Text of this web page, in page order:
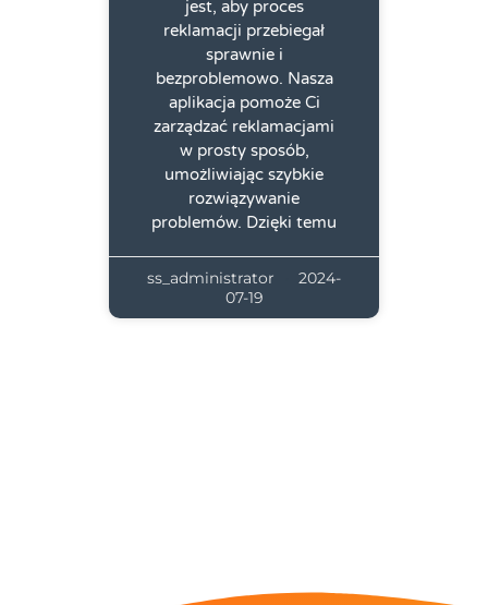
jest, aby proces
reklamacji przebiegał
sprawnie i
bezproblemowo. Nasza
aplikacja pomoże Ci
zarządzać reklamacjami
w prosty sposób,
umożliwiając szybkie
rozwiązywanie
problemów. Dzięki temu
ss_administrator
2024-
07-19